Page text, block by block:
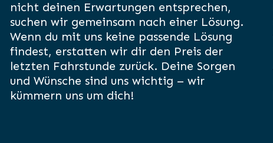
nicht deinen Erwartungen entsprechen,
suchen wir gemeinsam nach einer Lösung.
Wenn du mit uns keine passende Lösung
findest, erstatten wir dir den Preis der
letzten Fahrstunde zurück. Deine Sorgen
und Wünsche sind uns wichtig – wir
kümmern uns um dich!